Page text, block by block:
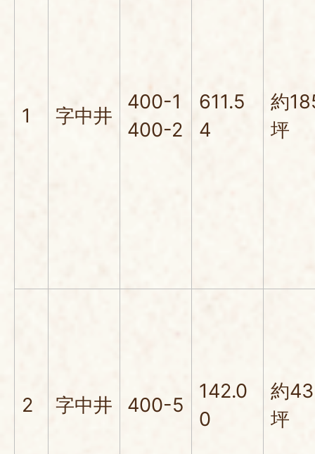
1 字中井
400-1
400-2
611.5
4
約
坪
2 字中井 400-5
142.0
0
約43
坪